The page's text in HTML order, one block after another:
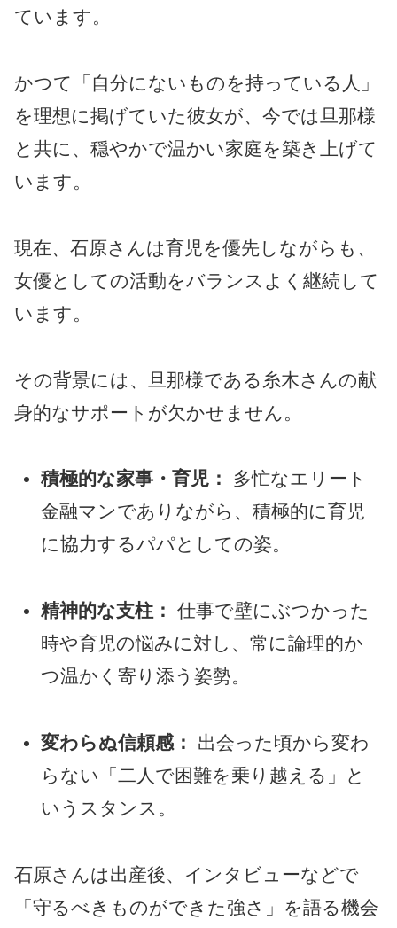
ています。
かつて「自分にないものを持っている人」
を理想に掲げていた彼女が、今では旦那様
と共に、穏やかで温かい家庭を築き上げて
います。
現在、石原さんは育児を優先しながらも、
女優としての活動をバランスよく継続して
います。
その背景には、旦那様である糸木さんの献
身的なサポートが欠かせません。
積極的な家事・育児：
多忙なエリート
金融マンでありながら、積極的に育児
に協力するパパとしての姿。
精神的な支柱：
仕事で壁にぶつかった
時や育児の悩みに対し、常に論理的か
つ温かく寄り添う姿勢。
変わらぬ信頼感：
出会った頃から変わ
らない「二人で困難を乗り越える」と
いうスタンス。
石原さんは出産後、インタビューなどで
「守るべきものができた強さ」を語る機会